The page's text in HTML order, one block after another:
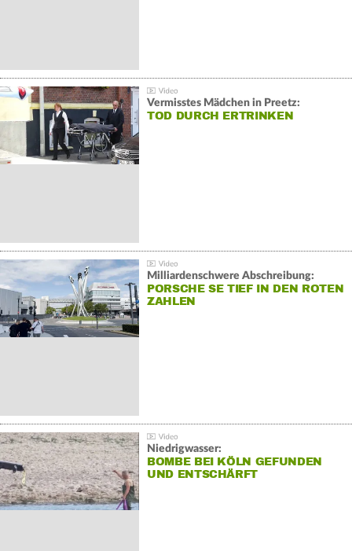
Vermisstes Mädchen in Preetz:
TOD DURCH ERTRINKEN
Milliardenschwere Abschreibung:
PORSCHE SE TIEF IN DEN ROTEN
ZAHLEN
Niedrigwasser:
BOMBE BEI KÖLN GEFUNDEN
UND ENTSCHÄRFT